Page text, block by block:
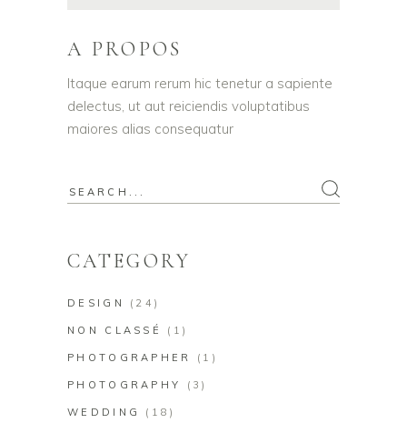
A PROPOS
Itaque earum rerum hic tenetur a sapiente
delectus, ut aut reiciendis voluptatibus
maiores alias consequatur
Search
CATEGORY
DESIGN (24)
NON CLASSÉ (1)
PHOTOGRAPHER (1)
PHOTOGRAPHY (3)
WEDDING (18)